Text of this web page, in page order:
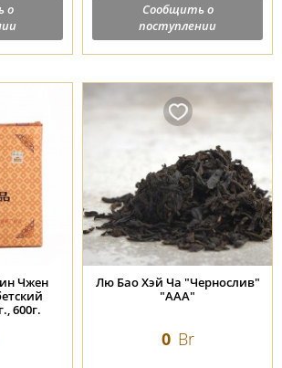
о
Сообщить о
поступлении
Чжен
600г.
Лю Бао Хэй Ча "Чернослив"
"ААА"
0 Br